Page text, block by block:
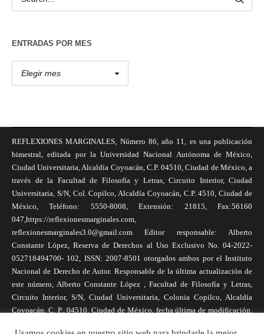
ENTRADAS POR MES
REFLEXIONES MARGINALES, Número 86, año 11, es una publicación
bimestral, editada por la Universidad Nacional Autónoma de México,
Ciudad Universitaria, Alcaldía Coyoacán, C.P. 04510, Ciudad de México, a
través de la Facultad de Filosofía y Letras, Circuito Interior, Ciudad
Universitaria, S/N, Col. Copilco, Alcaldía Coyoacán, C.P. 4510, Ciudad de
México, Teléfono: 5550-8008, Extensión: 21815, Fax:56160
047,https://reflexionesmarginales.com,
reflexionesmarginales3.0@gmail.com Editor responsable: Alberto
Constante López, Reserva de Derechos al Uso Exclusivo No. 04-2022-
052718494700- 102, ISSN: 2007-8501 otorgados ambos por el Instituto
Nacional de Derecho de Autor. Responsable de la última actualización de
este número, Alberto Constante López , Facultad de Filosofía y Letras,
Circuito Interior, S/N, Ciudad Universitaria, Colonia Copilco, Alcaldía
Coyoacán, C. P., 04510, Ciudad de México, fecha última de modificación,